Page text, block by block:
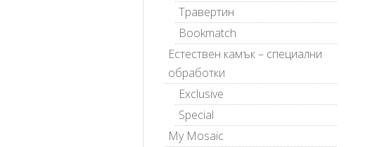
Травертин
Bookmatch
Естествен камък – специални
обработки
Exclusive
Special
My Mosaic